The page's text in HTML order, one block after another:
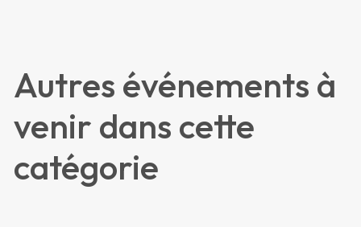
Autres événements à
venir dans cette
catégorie